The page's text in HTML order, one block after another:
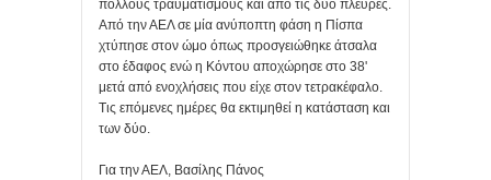
πολλούς τραυματισμούς και από τις δύο πλευρές.
Από την ΑΕΛ σε μία ανύποπτη φάση η Πίσπα
χτύπησε στον ώμο όπως προσγειώθηκε άτσαλα
στο έδαφος ενώ η Κόντου αποχώρησε στο 38'
μετά από ενοχλήσεις που είχε στον τετρακέφαλο.
Τις επόμενες ημέρες θα εκτιμηθεί η κατάσταση και
των δύο.
Για την ΑΕΛ, Βασίλης Πάνος